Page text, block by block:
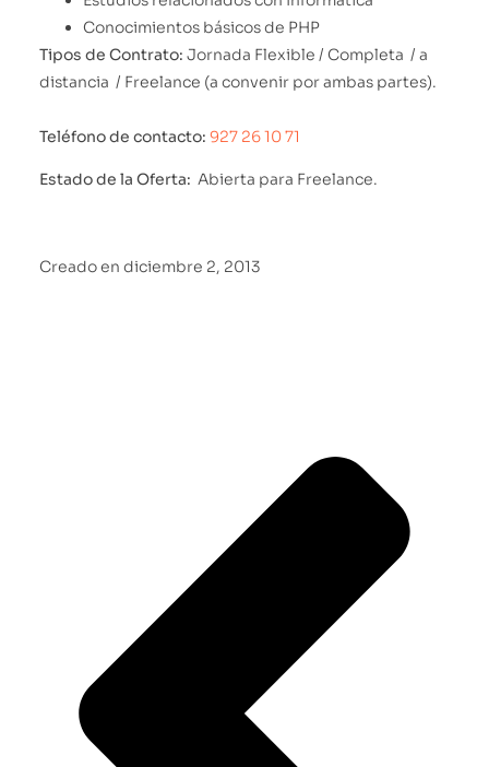
Conocimientos básicos de PHP
Tipos de Contrato: Jornada Flexible / Completa / a
distancia / Freelance (a convenir por ambas partes).
Teléfono de contacto: 927 26 10 71
Estado de la Oferta: Abierta para Freelance.
Creado en diciembre 2, 2013